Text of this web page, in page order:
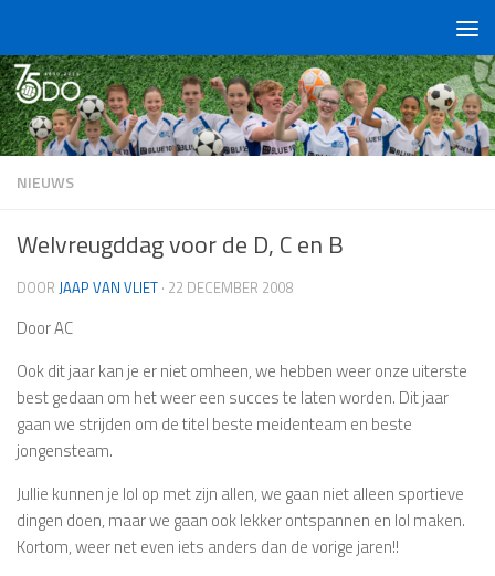
NIEUWS
Welvreugddag voor de D, C en B
DOOR JAAP VAN VLIET · 22 DECEMBER 2008
Door AC
Ook dit jaar kan je er niet omheen, we hebben weer onze uiterste
best gedaan om het weer een succes te laten worden. Dit jaar
gaan we strijden om de titel beste meidenteam en beste
jongensteam.
Jullie kunnen je lol op met zijn allen, we gaan niet alleen sportieve
dingen doen, maar we gaan ook lekker ontspannen en lol maken.
Kortom, weer net even iets anders dan de vorige jaren!!